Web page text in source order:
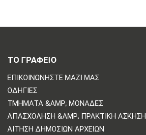
ΤΟ ΓΡΑΦΕΙΟ
ΕΠΙΚΟΙΝΩΝΗΣΤΕ ΜΑΖΙ ΜΑΣ
ΟΔΗΓΊΕΣ
ΤΜΉΜΑΤΑ &AMP; ΜΟΝΆΔΕΣ
ΑΠΑΣΧΌΛΗΣΗ &AMP; ΠΡΑΚΤΙΚΉ ΆΣΚΗΣΗ
ΑΊΤΗΣΗ ΔΗΜΌΣΙΩΝ ΑΡΧΕΊΩΝ